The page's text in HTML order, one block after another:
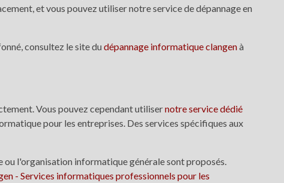
et vous pouvez utiliser notre service de dépannage en
consultez le site dudépannage informatique clangenà
Vous pouvez cependant utilisernotre service dédié
pour les entreprises. Des services spécifiques aux
l'organisation informatique générale sont proposés.
- Services informatiques professionnels pour les